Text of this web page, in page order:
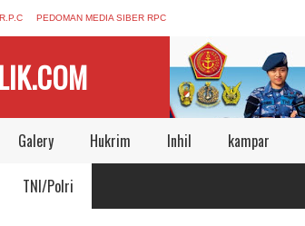
PEDOMAN MEDIA SIBER RPC
Galery Hukrim Inhil kampar
TNI/Polri